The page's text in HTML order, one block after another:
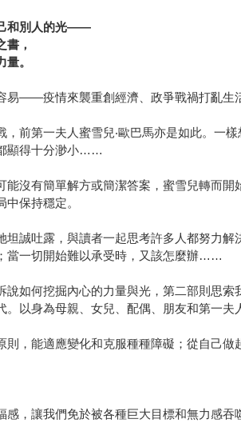
和別人的光——
書，
。
易——疫情來襲重創經濟、政爭戰禍打亂
，前第一夫人蜜雪兒‧歐巴馬亦是如此。一
顯得十分渺小……
能沒有簡單解方或簡潔答案，蜜雪兒轉而
保持穩定。
坦誠吐露，與讀者一起思考許多人都努力
當一切開始難以承受時，又該怎麼辦……
說如何挖掘內心的力量與光，第二部則思
。以身為母親、女兒、配偶、朋友和第一
則，能適應變化和克服種種障礙；從自己
感，讓我們免於被各種巨大目標和無力感